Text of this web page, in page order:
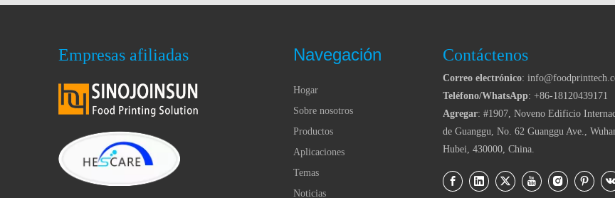
Empresas afiliadas Navegación
Hogar
Sobre nosotros
Productos
Aplicaciones
Temas
Noticias
Contáctenos
Correo electrónico:
Teléfono/WhatsApp: +86-18120439171
Agregar: #1907, Noveno Edificio
de Guanggu, No. 62 Guanggu Ave.,
Hubei, 430000, China.